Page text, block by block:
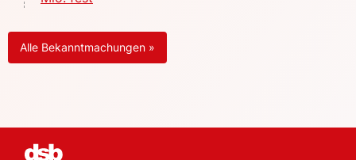
Alle Bekanntmachungen »